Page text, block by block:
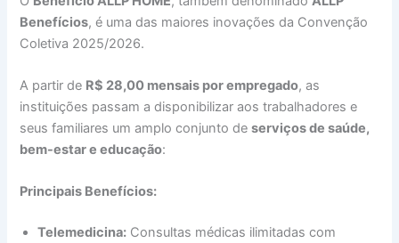
Benefícios, é uma das maiores inovações da Convenção
Coletiva 2025/2026.
A partir de R$ 28,00 mensais por empregado, as
instituições passam a disponibilizar aos trabalhadores e
seus familiares um amplo conjunto deserviços de saúde,
bem-estar e educação:
Principais Benefícios:
Telemedicina: Consultas médicas ilimitadas com